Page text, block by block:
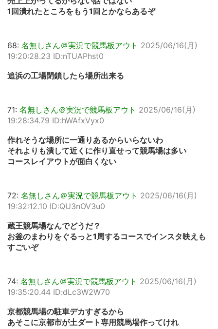
1回潰れたところをもう1回とかならあるぞ
68: 名無しさん＠実況で競馬板アウト 2025/06/16(月)
19:20:28.23 ID:nTUAPhst0
追浜の工場閉鎖したら場所出来る
71: 名無しさん＠実況で競馬板アウト 2025/06/16(月)
19:28:34.79 ID:hWAfxVyx0
作れそうな場所に一通りあるからいらないわ
それよりも潰して近くに作り直せって競馬場は多い
コースレイアウトが面白くない
72: 名無しさん＠実況で競馬板アウト 2025/06/16(月)
19:32:12.10 ID:QU3nOV3u0
蔵王競馬場なんでどうだ？
お釜のまわりをぐるっと1周するコースでインスタ映えも
すごいぞ
74: 名無しさん＠実況で競馬板アウト 2025/06/16(月)
19:35:20.44 ID:dLc3W2W70
京都競馬場の駐車デカすぎるから
あそこに京都市が土ダート専用競馬場作ってけれ